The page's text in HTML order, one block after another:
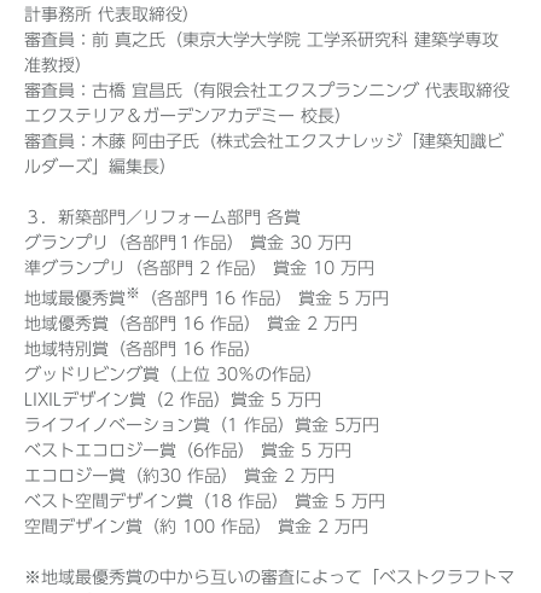
計事務所 代表取締役）
審査員：前 真之氏（東京大学大学院 工学系研究科 建築学専攻
准教授）
審査員：古橋 宜昌氏（有限会社エクスプランニング 代表取締役
エクステリア＆ガーデンアカデミー 校長）
審査員：木藤 阿由子氏（株式会社エクスナレッジ「建築知識ビ
ルダーズ」編集長）
３．新築部門／リフォーム部門 各賞
グランプリ（各部門１作品） 賞金 30 万円
準グランプリ（各部門 2 作品） 賞金 10 万円
地域最優秀賞※
（各部門 16 作品） 賞金 5 万円
地域優秀賞（各部門 16 作品） 賞金 2 万円
地域特別賞（各部門 16 作品）
グッドリビング賞（上位 30％の作品）
LIXILデザイン賞（2 作品）賞金 5 万円
ライフイノベーション賞（1 作品）賞金 5万円
ベストエコロジー賞（6作品） 賞金 5 万円
エコロジー賞（約30 作品） 賞金 2 万円
ベスト空間デザイン賞（18 作品） 賞金 5 万円
空間デザイン賞（約 100 作品） 賞金 2 万円
※地域最優秀賞の中から互いの審査によって「ベストクラフトマ